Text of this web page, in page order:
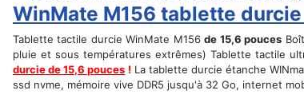
WinMate M156 tablette
Tablette tactile durcie WinMate M156de 15,6 pouces
pluie et sous températures extrêmes) Tablette tactile
durcie de 15,6 pouces !La tablette durcie étanche
ssd nvme, mémoire vive DDR5 jusqu'à 32 Go, internet